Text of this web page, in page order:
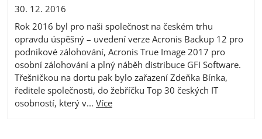
30. 12. 2016
Rok 2016 byl pro naši společnost na českém trhu
opravdu úspěšný – uvedení verze Acronis Backup 12 pro
podnikové zálohování, Acronis True Image 2017 pro
osobní zálohování a plný náběh distribuce GFI Software.
Třešničkou na dortu pak bylo zařazení Zdeňka Bínka,
ředitele společnosti, do žebříčku Top 30 českých IT
osobností, který v... Více